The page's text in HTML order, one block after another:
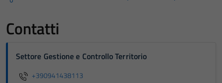
Contatti
Settore Gestione e Controllo Territorio
+390941438113